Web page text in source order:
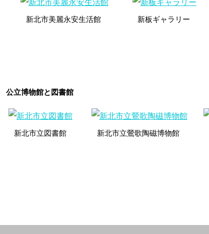
新北市美麗永安生活館 新板ギャラリー
公立博物館と図書館
新北市立図書館 新北市立鶯歌陶磁博物館